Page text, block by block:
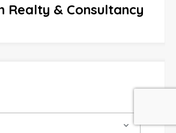
Realty & Consultancy